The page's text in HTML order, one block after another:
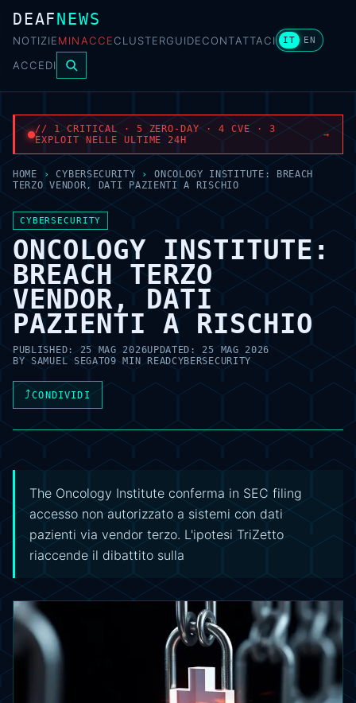
DEAFNEWS
NOTIZIEMINACCECLUSTERGUIDECONTATTACI IT EN
ACCEDI
// 1 CRITICAL · 5 ZERO-DAY · 4 CVE · 3
EXPLOIT NELLE ULTIME 24H
→
HOME › CYBERSECURITY ›
ONCOLOGY INSTITUTE: BREACH
TERZO VENDOR, DATI PAZIENTI A RISCHIO
CYBERSECURITY
ONCOLOGY INSTITUTE:
BREACH TERZO
VENDOR, DATI
PAZIENTI A RISCHIO
PUBLISHED:25 MAG 2026UPDATED: 25 MAG 2026
BYSAMUEL SEGATO9 MIN READCYBERSECURITY
⤴CONDIVIDI
The Oncology Institute conferma in SEC filing
accesso non autorizzato a sistemi con dati
pazienti via vendor terzo. L'ipotesi TriZetto
riaccende il dibattito sulla